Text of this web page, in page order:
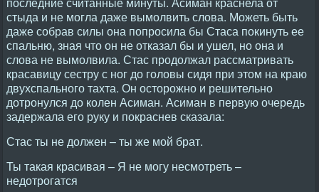
стыда и не могла даже вымолвить слова. Можеть быть
даже собрав силы она попросила бы Стаса покинуть ее
спальню, зная что он не отказал бы и ушел, но она и
слова не вымолвила. Стас продолжал рассматривать
красавицу сестру с ног до головы сидя при этом на краю
двухспального тахта. Он осторожно и решительно
дотронулся до колен Асиман. Асиман в первую очередь
задержала его руку и покраснев сказала:
Стас ты не должен – ты же мой брат.
Ты такая красивая – Я не могу несмотреть –
недотрогатся